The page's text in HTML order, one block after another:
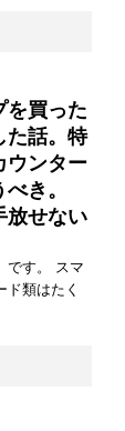
を買った
た話。特
ウンター
き。
放せない
す。 スマ
ド類はたく